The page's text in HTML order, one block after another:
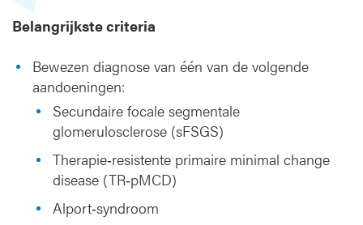
Belangrijkste criteria
Bewezen diagnose van één van de volgende
aandoeningen:
Secundaire focale segmentale
glomerulosclerose (sFSGS)
Therapie‑resistente primaire minimal change
disease (TR‑pMCD)
Alport‑syndroom